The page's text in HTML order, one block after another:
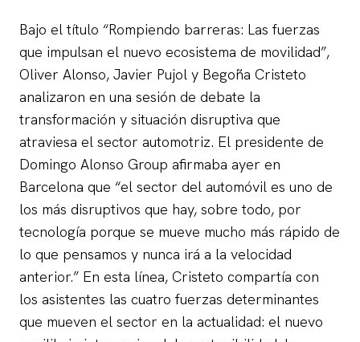
Bajo el título “Rompiendo barreras: Las fuerzas
que impulsan el nuevo ecosistema de movilidad”,
Oliver Alonso, Javier Pujol y Begoña Cristeto
analizaron en una sesión de debate la
transformación y situación disruptiva que
atraviesa el sector automotriz. El presidente de
Domingo Alonso Group afirmaba ayer en
Barcelona que “el sector del automóvil es uno de
los más disruptivos que hay, sobre todo, por
tecnología porque se mueve mucho más rápido de
lo que pensamos y nunca irá a la velocidad
anterior.” En esta línea, Cristeto compartía con
los asistentes las cuatro fuerzas determinantes
que mueven el sector en la actualidad: el nuevo